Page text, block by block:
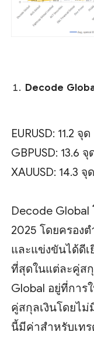
Decode
EURUSD: 11.2 จุด
GBPUSD: 13.6 จุ
XAUUSD: 14.3 จุด
Decode
2025 โดยครอง
และแข่งขันได้ดีเ
ที่สุดในแต่ละคู่ส
Global อยู่ที่การ
คู่สกุลเงินโดยไ
นี้มีค่าสำหรับเท